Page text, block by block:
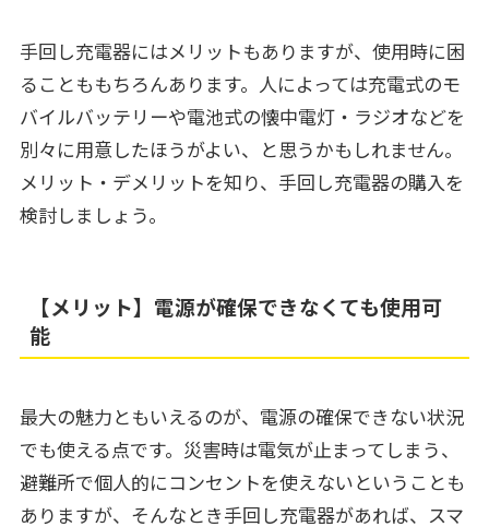
手回し充電器にはメリットもありますが、使用時に困
ることももちろんあります。人によっては充電式のモ
バイルバッテリーや電池式の懐中電灯・ラジオなどを
別々に用意したほうがよい、と思うかもしれません。
メリット・デメリットを知り、手回し充電器の購入を
検討しましょう。
【メリット】電源が確保できなくても使用可
能
最大の魅力ともいえるのが、電源の確保できない状況
でも使える点です。災害時は電気が止まってしまう、
避難所で個人的にコンセントを使えないということも
ありますが、そんなとき手回し充電器があれば、スマ